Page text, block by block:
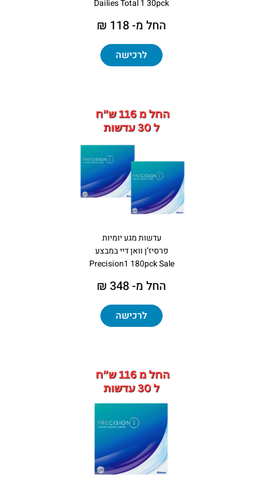
Dailies Total 1 30pck
החל מ- 118 ₪
לרכישה
עדשות מגע יומיות
פרסיז’ן וואן דיי במבצע
Precision1 180pck Sale
החל מ- 348 ₪
לרכישה